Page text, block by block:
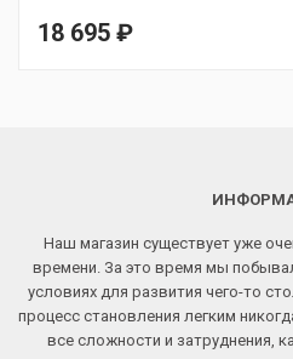
18 695 ₽
Наш магазин существует уже
времени. За это время мы
условиях для развития чего-то
процесс становления легким
все сложности и затруднения,